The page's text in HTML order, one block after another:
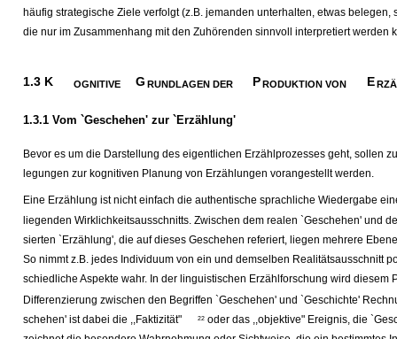
häufig strategische Ziele verfolgt (z.B. jemanden unterhalten, etwas belegen,
die nur im Zusammenhang mit den Zuhörenden sinnvoll interpretiert werden
1.3 K OGNITIVE G RUNDLAGEN DER P RODUKTION VON E
1.3.1 Vom `Geschehen' zur `Erzählung'
Bevor es um die Darstellung des eigentlichen Erzählprozesses geht, sollen
legungen zur kognitiven Planung von Erzählungen vorangestellt werden.
Eine Erzählung ist nicht einfach die authentische sprachliche Wiedergabe
liegenden Wirklichkeitsausschnitts. Zwischen dem realen `Geschehen' und
sierten `Erzählung', die auf dieses Geschehen referiert, liegen mehrere
So nimmt z.B. jedes Individuum von ein und demselben Realitätsausschnitt
schiedliche Aspekte wahr. In der linguistischen Erzählforschung wird diesem
Differenzierung zwischen den Begriffen `Geschehen' und `Geschichte'
schehen' ist dabei die ,,Faktizität"
22 oder das ,,objektive" Ereignis, die